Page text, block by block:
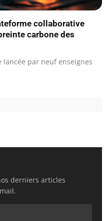
collaborative
carbone des
lancée par neuf enseignes
derniers articles